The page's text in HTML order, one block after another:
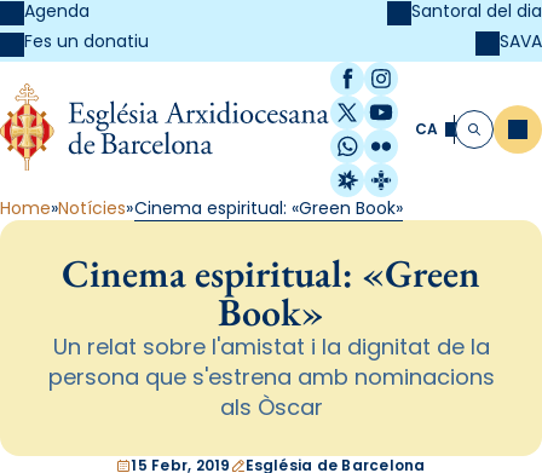
Agenda
Fes un donatiu
Santoral del dia
SAVA
Facebook
Instagram
X / Twitter
YouTube
WhatsApp
Flickr
Radio Estel
Catalunya
CA Cerca
Home Notícies Cinema espiritual: «Green Book»
Cinema espiritual: «Green
Book»
Un relat sobre l'amistat i la dignitat de la
persona que s'estrena amb nominacions
als Òscar
15 Febr, 2019 Església de Barcelona